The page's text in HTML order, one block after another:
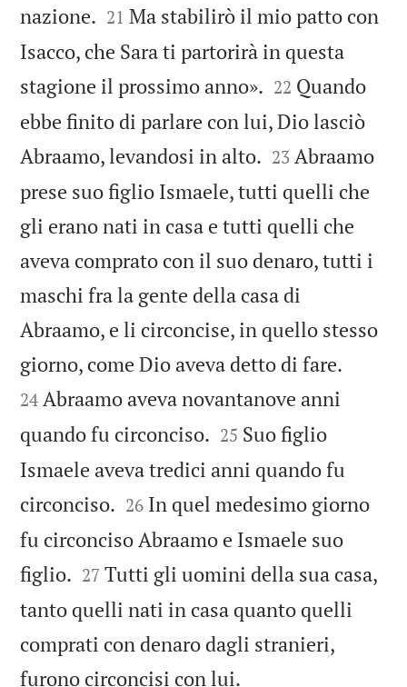
nazione. 

21 Ma stabilirò il mio patto con
Isacco, che Sara ti partorirà in questa
stagione il prossimo anno». 

22 Quando
ebbe finito di parlare con lui, Dio lasciò
Abraamo, levandosi in alto. 

23 Abraamo
prese suo figlio Ismaele, tutti quelli che
gli erano nati in casa e tutti quelli che
aveva comprato con il suo denaro, tutti i
maschi fra la gente della casa di
Abraamo, e li circoncise, in quello stesso
giorno, come Dio aveva detto di fare.
24 Abraamo aveva novantanove anni
quando fu circonciso. 

25 Suo figlio
Ismaele aveva tredici anni quando fu
circonciso. 

26 In quel medesimo giorno
fu circonciso Abraamo e Ismaele suo
figlio. 

27 Tutti gli uomini della sua casa,
tanto quelli nati in casa quanto quelli
comprati con denaro dagli stranieri,
furono circoncisi con lui.